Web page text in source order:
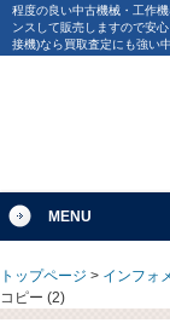
程度の良い中古機械・工作
ンスして販売しますので安
接機)なら買取査定にも強い
MENU
トップページ > インフォ
コピー (2)